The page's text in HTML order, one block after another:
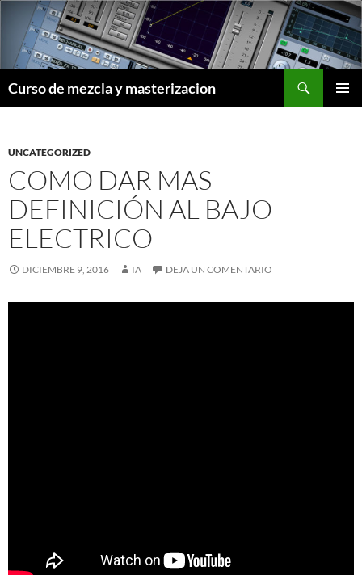
contenido
Curso de mezcla y masterizacion
UNCATEGORIZED
COMO DAR MAS
DEFINICIÓN AL BAJO
ELECTRICO
DICIEMBRE 9, 2016 IA DEJA UN COMENTARIO